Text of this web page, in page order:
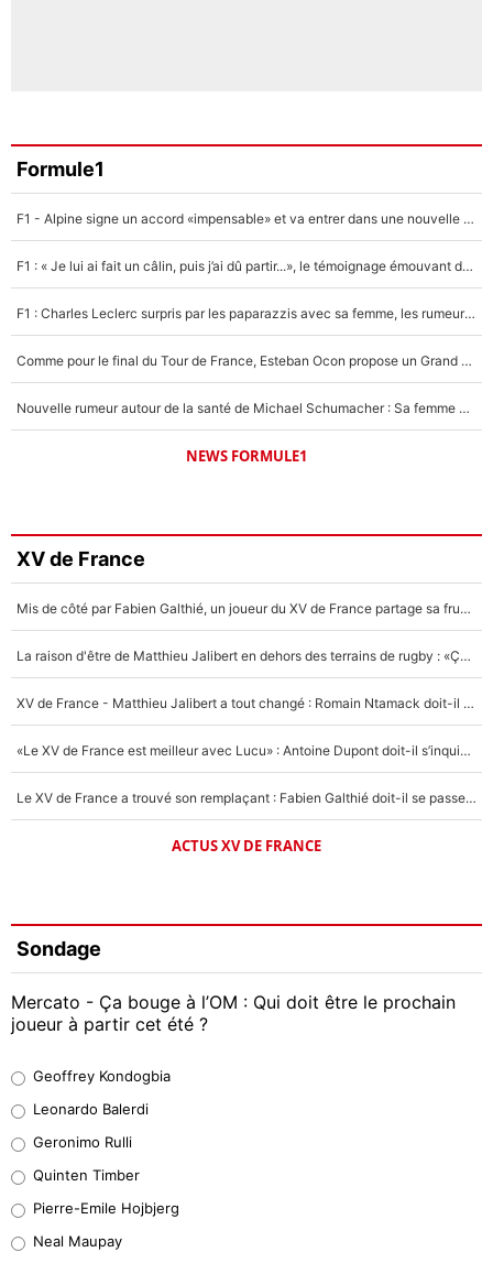
Formule1
F1 - Alpine signe un accord «impensable» et va entrer dans une nouvelle dimension : Grande nouvelle pour Pierre Gasly !
F1 : « Je lui ai fait un câlin, puis j’ai dû partir...», le témoignage émouvant de Max Verstappen sur sa fille
F1 : Charles Leclerc surpris par les paparazzis avec sa femme, les rumeurs étaient vraies !
Comme pour le final du Tour de France, Esteban Ocon propose un Grand Prix de Formule 1 à Paris : «Autour de l’Arc de Triomphe, ce serait génial» !
Nouvelle rumeur autour de la santé de Michael Schumacher : Sa femme Corinna sort du silence
NEWS FORMULE1
XV de France
Mis de côté par Fabien Galthié, un joueur du XV de France partage sa frustration : «ils ne me l’ont pas dit tout de suite»
La raison d'être de Matthieu Jalibert en dehors des terrains de rugby : «Ça m'atteint autant que si tu touches à un membre de ma famille»
XV de France - Matthieu Jalibert a tout changé : Romain Ntamack doit-il s’inquiéter pour sa place à un an de la Coupe du monde ?
«Le XV de France est meilleur avec Lucu» : Antoine Dupont doit-il s’inquiéter pour sa place ?
Le XV de France a trouvé son remplaçant : Fabien Galthié doit-il se passer d'Antoine Dupont ?
ACTUS XV DE FRANCE
Sondage
Mercato - Ça bouge à l’OM : Qui doit être le prochain
joueur à partir cet été ?
38%
32%
5%
Geoffrey Kondogbia
Leonardo Balerdi
Geronimo Rulli
Quinten Timber
Pierre-Emile Hojbjerg
Neal Maupay